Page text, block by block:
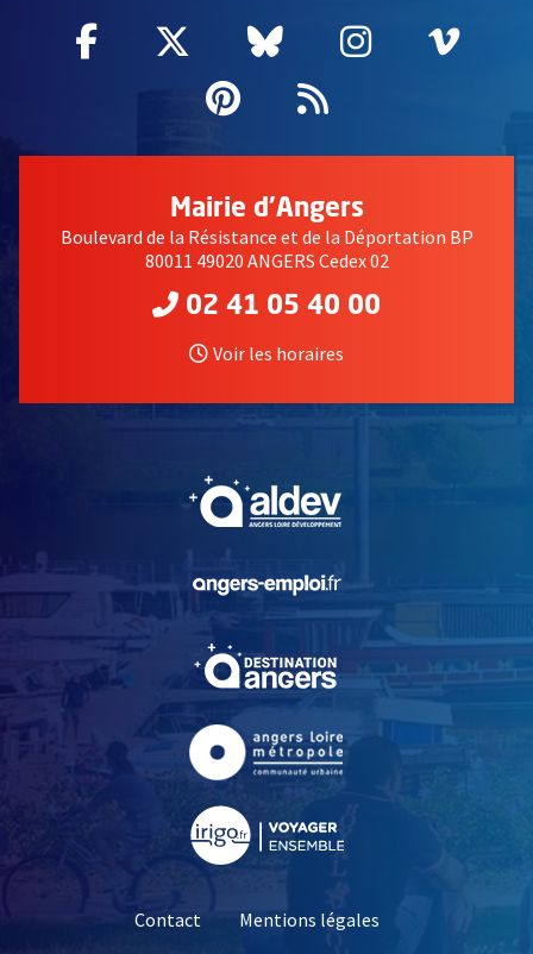
Facebook
, Ouvre une nouvelle fenêtre
Twitter
, Ouvre une nouvelle
Bluesky
, Ouvre une
Instagram
, Ouvre
,
Pinterest
, Ouvre une
Flux RSS
Mairie d'Angers
Boulevard de la Résistance et de la Déportation BP
80011 49020 ANGERS Cedex 02
02 41 05 40 00
Voir les horaires
, Ouvre une nouvelle
, Ouvre une nouvelle
Contact
Mentions légales